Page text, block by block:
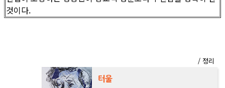
것이다.
/ 정리